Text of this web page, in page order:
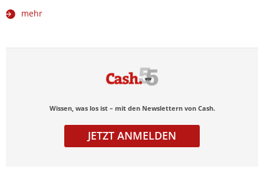
mehr
Wissen, was los ist – mit den Newslettern von Cash.
JETZT ANMELDEN